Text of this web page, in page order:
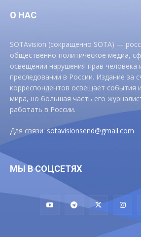
О НАС
SOTAvision (сокращенно SOTA) —
общественно-политическое медиа,
освещении нарушения прав человека
преследовании в России. Издание за
корреспондентов освещает события
мира, но большая часть его
работать в России.
Для связи:sotavisionsend@gmail.com
МЫ В СОЦСЕТЯХ